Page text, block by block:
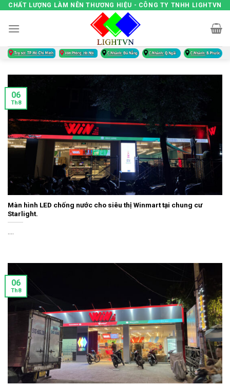
Skip
content
CHẤT LƯỢNG LÀM NÊN THƯƠNG HIỆU - CÔNG TY TNHH LIGHTVN
Màn hình LED chống nước cho siêu thị Winmart tại chung cư
Starlight.
06
Th8
06
Th8